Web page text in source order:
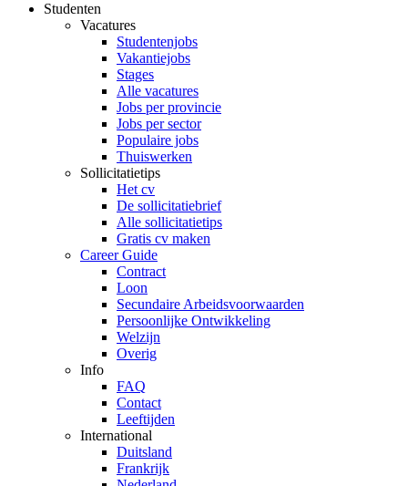
Studenten
Vacatures
Studentenjobs
Vakantiejobs
Stages
Alle vacatures
Jobs per provincie
Jobs per sector
Populaire jobs
Thuiswerken
Sollicitatietips
Het cv
De sollicitatiebrief
Alle sollicitatietips
Gratis cv maken
Career Guide
Contract
Loon
Secundaire Arbeidsvoorwaarden
Persoonlijke Ontwikkeling
Welzijn
Overig
Info
FAQ
Contact
Leeftijden
International
Duitsland
Frankrijk